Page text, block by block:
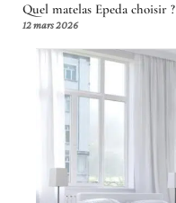
Quel matelas Epeda choisir ?
12 mars 2026